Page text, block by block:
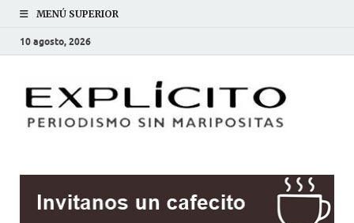
MENÚ SUPERIOR
10 agosto, 2026